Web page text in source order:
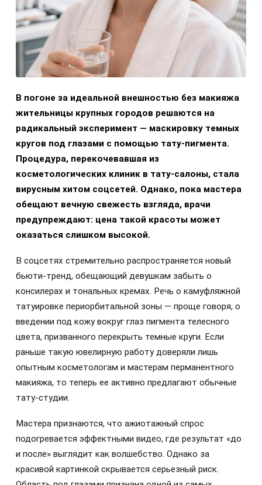
В погоне за идеальной внешностью без макияжа
жительницы крупных городов решаются на
радикальный эксперимент — маскировку темных
кругов под глазами с помощью тату-пигмента.
Процедура, перекочевавшая из
косметологических клиник в тату-салоны, стала
вирусным хитом соцсетей. Однако, пока мастера
обещают вечную свежесть взгляда, врачи
предупреждают: цена такой красоты может
оказаться слишком высокой.
В соцсетях стремительно распространяется новый
бьюти-тренд, обещающий девушкам забыть о
консилерах и тональных кремах. Речь о камуфляжной
татуировке периорбитальной зоны — проще говоря, о
введении под кожу вокруг глаз пигмента телесного
цвета, призванного перекрыть темные круги. Если
раньше такую ювелирную работу доверяли лишь
опытным косметологам и мастерам перманентного
макияжа, то теперь ее активно предлагают обычные
тату-студии.
Мастера признаются, что ажиотажный спрос
подогревается эффектными видео, где результат «до
и после» выглядит как волшебство. Однако за
красивой картинкой скрывается серьезный риск.